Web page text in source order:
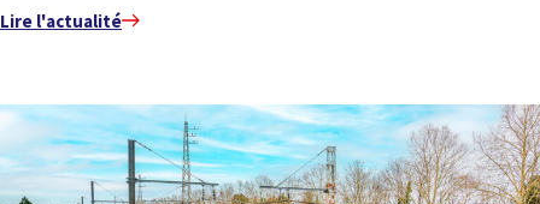
Lire l'actualité